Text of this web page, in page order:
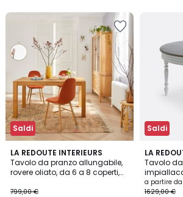
Saldi
LA REDOUTE INTERIEURS
Tavolo da pranzo allungabile,
rovere oliato, da 6 a 8 coperti,
799,00 €
4,3
/ 5
Saldi
LA
Tavolo
da 4 a 12
a partire da
1629,00 €
4,5
/ 5
2
Colori